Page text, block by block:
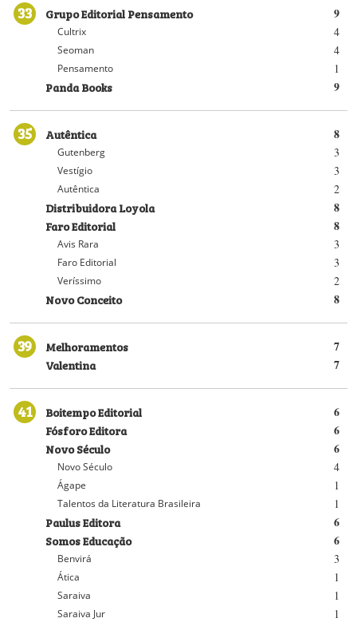
33 9
Grupo Editorial Pensamento
4
Cultrix
4
Seoman
1
Pensamento
9
Panda Books
35 8
Autêntica
3
Gutenberg
3
Vestígio
2
Autêntica
8
Distribuidora Loyola
8
Faro Editorial
3
Avis Rara
3
Faro Editorial
2
Veríssimo
8
Novo Conceito
39 7
Melhoramentos
7
Valentina
41 6
Boitempo Editorial
6
Fósforo Editora
6
Novo Século
4
Novo Século
1
Ágape
1
Talentos da Literatura Brasileira
6
Paulus Editora
6
Somos Educação
3
Benvirá
1
Ática
1
Saraiva
1
Saraiva Jur